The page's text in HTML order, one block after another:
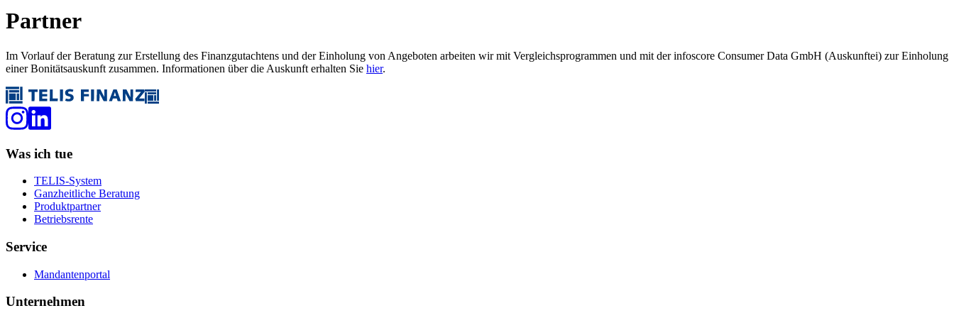
Partner
Im Vorlauf der Beratung zur Erstellung des Finanzgutachtens und der Einholung von Angeboten arbeiten wir mit Vergleichsprogrammen und mit der infoscore Consumer Data GmbH (Auskunftei) zur Einholung
einer Bonitätsauskunft zusammen. Informationen über die Auskunft erhalten Sie hier.
Was ich tue
TELIS-System
Ganzheitliche Beratung
Produktpartner
Betriebsrente
Service
Mandantenportal
Unternehmen